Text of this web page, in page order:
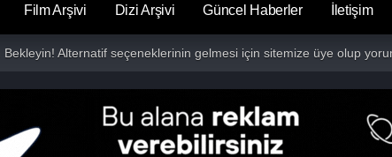
Film Arşivi Dizi Arşivi Güncel Haberler İletişim
Bekleyin! Alternatif seçeneklerinin gelmesi için sitemize üye olup